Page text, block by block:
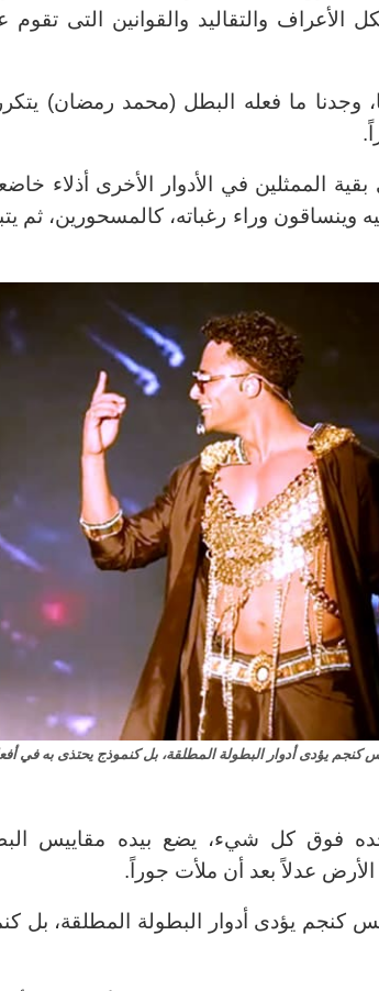
الأعراف والتقاليد والقوانين التى تقوم
وجدنا ما فعله البطل (محمد رمضان)
الممثلين في الأدوار الأخرى أذلاء
وراء رغباته، كالمسحورين، ثم
يؤدى أدوار البطولة المطلقة، بل كنموذج يحتذى به في
فوق كل شيء، يضع بيده مقاييس
الأرض عدلاً بعد أن ملأت جوراً.
يؤدى أدوار البطولة المطلقة، بل